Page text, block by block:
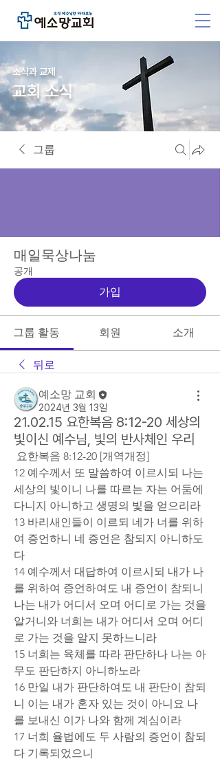
소식과 교제
교회 소식
그룹
매일묵상나눔
공개
가입
그룹 활동 회원 소개
뒤로
예소망 교회
2024년 3월 13일
21.02.15 요한복음 8:12-20 세상의
빛이신 예수님, 빛의 반사체인 우리
요한복음 8:12-20 [개역개정]
12 예수께서 또 말씀하여 이르시되 나는
세상의 빛이니 나를 따르는 자는 어둠에
다니지 아니하고 생명의 빛을 얻으리라
13 바리새인들이 이르되 네가 너를 위하
여 증언하니 네 증언은 참되지 아니하도
다
14 예수께서 대답하여 이르시되 내가 나
를 위하여 증언하여도 내 증언이 참되니
나는 내가 어디서 오며 어디로 가는 것을
알거니와 너희는 내가 어디서 오며 어디
로 가는 것을 알지 못하느니라
15 너희는 육체를 따라 판단하나 나는 아
무도 판단하지 아니하노라
16 만일 내가 판단하여도 내 판단이 참되
니 이는 내가 혼자 있는 것이 아니요 나
를 보내신 이가 나와 함께 계심이라
17 너희 율법에도 두 사람의 증언이 참되
다 기록되었으니